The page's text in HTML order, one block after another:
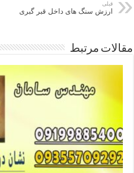
قبلی
ارزش سنگ های داخل قبر گبری
مقالات مرتبط